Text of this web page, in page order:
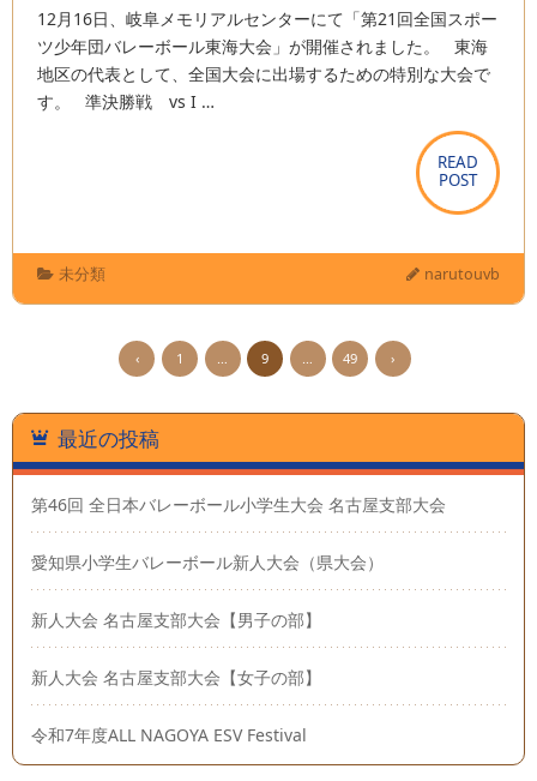
12月16日、岐阜メモリアルセンターにて「第21回全国スポー
ツ少年団バレーボール東海大会」が開催されました。 東海
地区の代表として、全国大会に出場するための特別な大会で
す。 準決勝戦 vs I …
READ
POST
READ
POST
未分類 narutouvb
‹ 1 9 49 ›
最近の投稿
第46回 全日本バレーボール小学生大会 名古屋支部大会
愛知県小学生バレーボール新人大会（県大会）
新人大会 名古屋支部大会【男子の部】
新人大会 名古屋支部大会【女子の部】
令和7年度ALL NAGOYA ESV Festival